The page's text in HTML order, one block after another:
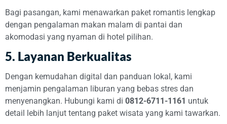
Bagi pasangan, kami menawarkan paket romantis lengkap
dengan pengalaman makan malam di pantai dan
akomodasi yang nyaman di hotel pilihan.
5. Layanan Berkualitas
Dengan kemudahan digital dan panduan lokal, kami
menjamin pengalaman liburan yang bebas stres dan
menyenangkan. Hubungi kami di 0812-6711-1161 untuk
detail lebih lanjut tentang paket wisata yang kami tawarkan.